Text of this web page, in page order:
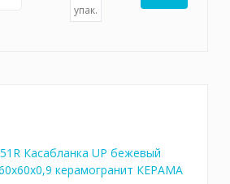
упак.